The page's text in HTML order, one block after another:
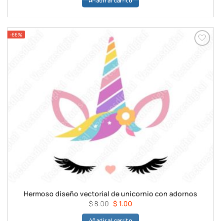
$ 8.00.$ 1.00.
-88%
Hermoso diseño vectorial de unicornio con adornos
$8.00 El
precio
$ 1.00El
precio